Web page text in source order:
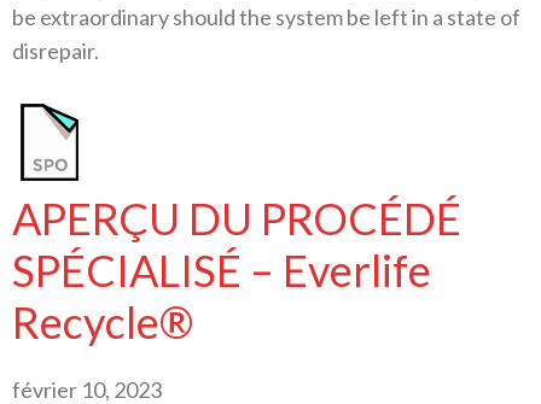
be extraordinary should the system be left in a state of
disrepair.
APERÇU DU PROCÉDÉ
SPÉCIALISÉ – Everlife
Recycle®
février 10, 2023